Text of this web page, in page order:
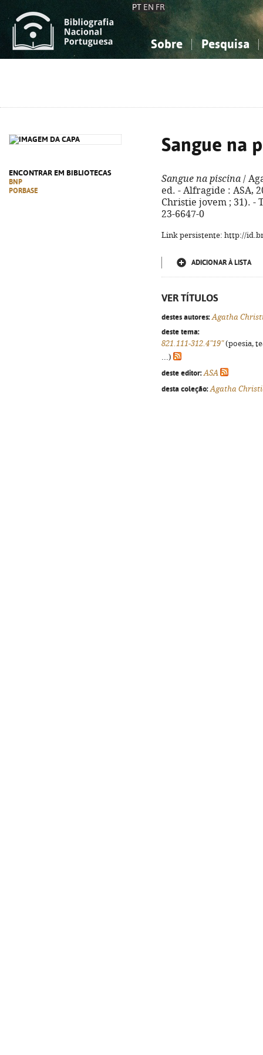
PT EN FR
Sobre Pesquisa
ENCONTRAR EM BIBLIOTECAS
BNP
PORBASE
Sangue na
Sangue na piscina /
ed. - Alfragide : ASA,
Christie jovem ; 31). -
23-6647-0
Link persistente: http://
ADICIONAR À LISTA
VER TÍTULOS
destes autores: Agatha
deste tema:
821.111-312.4"19"(poesia,
...)
deste editor: ASA
desta coleção: Agatha